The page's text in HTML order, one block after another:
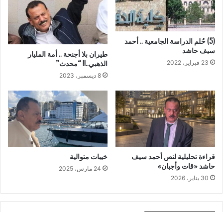
(5) حُلم الدراسة الجامعية .. أحمد
سيف حاشد
23 فبراير، 2022
طيران بلا أجنحة .. أمة المليار
الذهبي..!! “محدث”
8 ديسمبر، 2023
قراءة تحليلية لنص أحمد سيف
حاشد «قات وأجبان»
30 يناير، 2026
خيبات متوالية
24 مارس، 2025